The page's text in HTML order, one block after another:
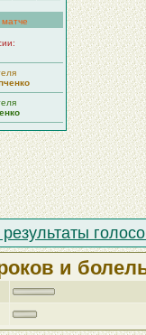
результаты
и